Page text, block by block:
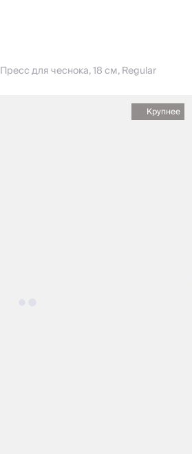
Пресс для чеснока, 18 см, Regular
Крупнее